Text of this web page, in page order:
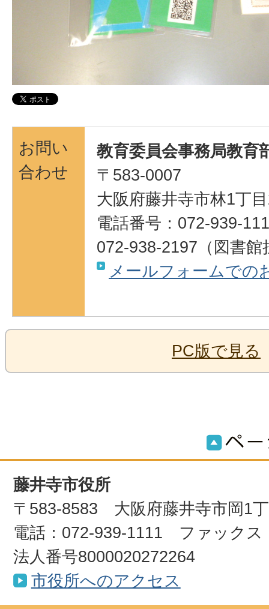
お問い
合わせ
教育委員会事務局教育
〒583-0007
大阪府藤井寺市林1丁
電話番号：072-939-
072-938-2197（図書館
メールフォームでの
PC版で見る
藤井寺市役所
〒583-8583 大阪府藤井寺市岡1
電話：072-939-1111 ファックス
法人番号8000020272264
市役所へのアクセス